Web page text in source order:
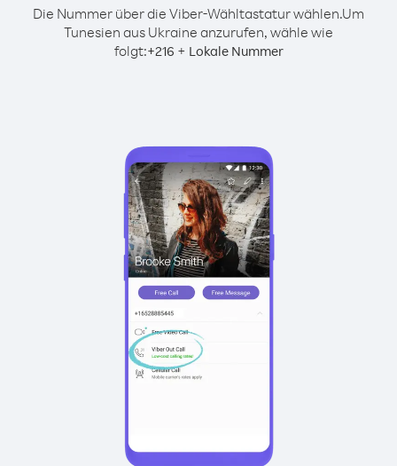
Die Nummer über die Viber-Wähltastatur wählen.Um
Tunesien aus Ukraine anzurufen, wähle wie
folgt:+216 + Lokale Nummer